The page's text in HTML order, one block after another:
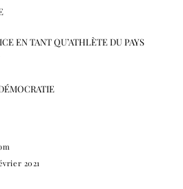
EN TANT QU’ATHLÈTE DU PAYS
2021